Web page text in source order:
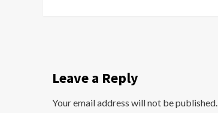
Leave a Reply
Your email address will not be published.